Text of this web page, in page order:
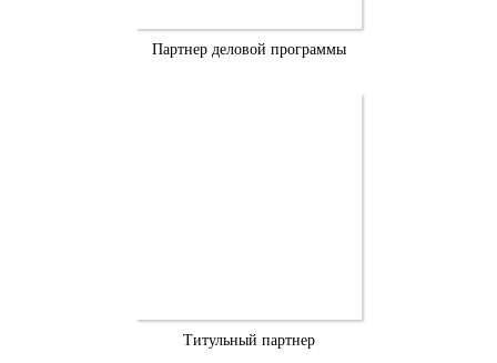
Партнер деловой программы
Титульный партнер